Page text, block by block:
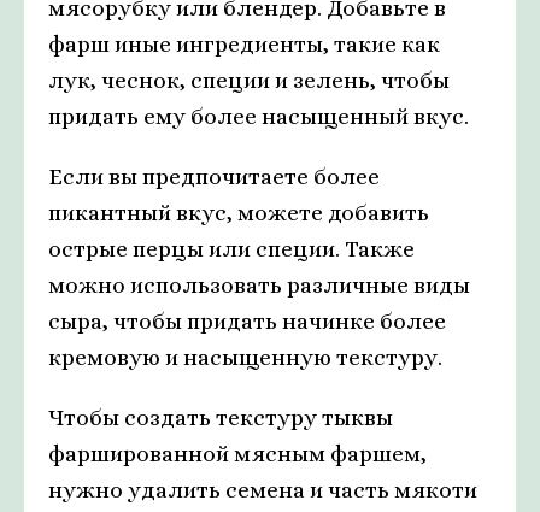
мясорубку или блендер. Добавьте в
фарш иные ингредиенты, такие как
лук, чеснок, специи и зелень, чтобы
придать ему более насыщенный вкус.
Если вы предпочитаете более
пикантный вкус, можете добавить
острые перцы или специи. Также
можно использовать различные виды
сыра, чтобы придать начинке более
кремовую и насыщенную текстуру.
Чтобы создать текстуру тыквы
фаршированной мясным фаршем,
нужно удалить семена и часть мякоти